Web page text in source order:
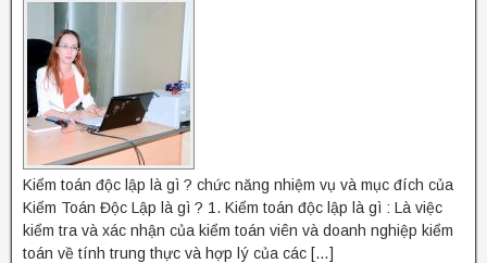
Kiểm toán độc lập là gì ? chức năng nhiệm vụ và mục đích của
Kiểm Toán Độc Lập là gì ? 1. Kiểm toán độc lập là gì : Là việc
kiểm tra và xác nhận của kiểm toán viên và doanh nghiệp kiểm
toán về tính trung thực và hợp lý của các […]